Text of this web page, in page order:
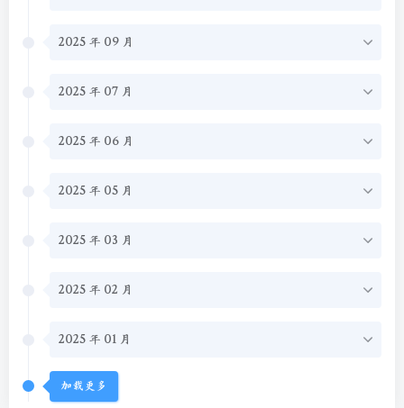
2025 年 09 月
2025 年 07 月
2025 年 06 月
2025 年 05 月
2025 年 03 月
2025 年 02 月
2025 年 01 月
加载更多